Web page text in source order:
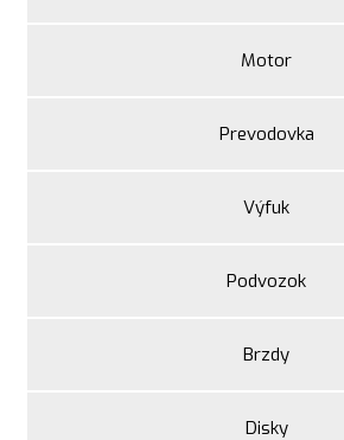
Motor
Prevodovka
Výfuk
Podvozok
Brzdy
Disky